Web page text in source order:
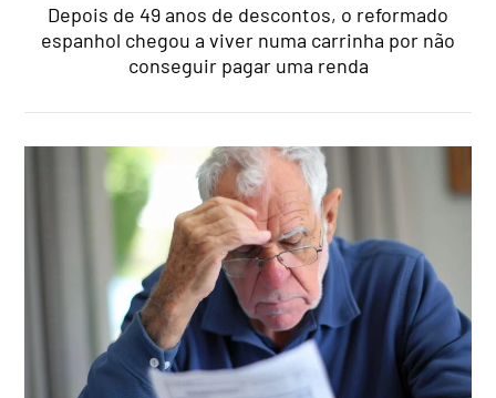
Depois de 49 anos de descontos, o reformado
espanhol chegou a viver numa carrinha por não
conseguir pagar uma renda